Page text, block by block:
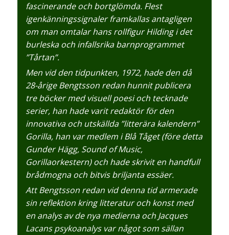
fascinerande och bortglömda. Flest
igenkänningssignaler framkallas antagligen
om man omtalar hans rollfigur Hilding i det
burleska och infallsrika barnprogrammet
”Tårtan”.
Men vid den tidpunkten, 1972, hade den då
28-årige Bengtsson redan hunnit publicera
tre böcker med visuell poesi och tecknade
serier, han hade varit redaktör för den
innovativa och utskällda ”litterära kalendern”
Gorilla, han var medlem i Blå Tåget (före detta
Gunder Hägg, Sound of Music,
Gorillaorkestern) och hade skrivit en handfull
brådmogna och bitvis briljanta essäer.
Att Bengtsson redan vid denna tid armerade
sin reflektion kring litteratur och konst med
en analys av de nya medierna och Jacques
Lacans psykoanalys var något som sällan